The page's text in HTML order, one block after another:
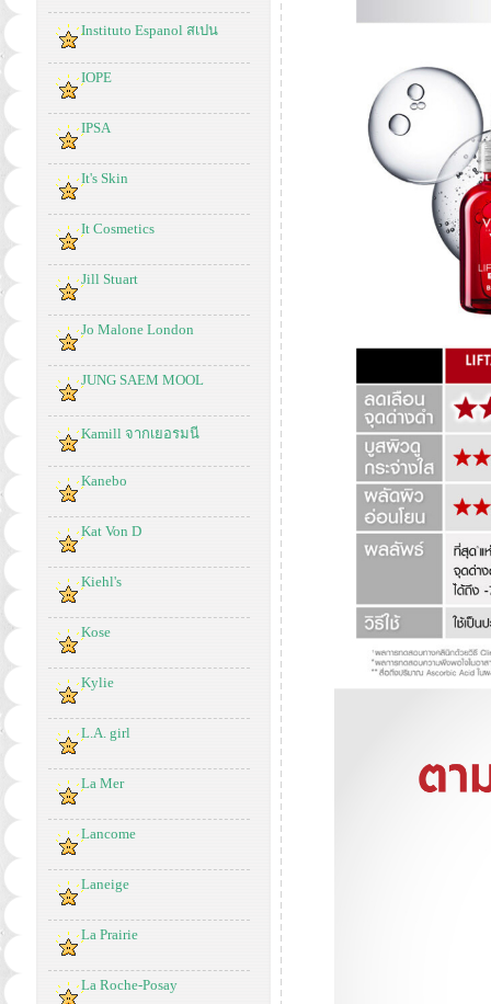
Instituto Espanol สเปน
IOPE
IPSA
It's Skin
It Cosmetics
Jill Stuart
Jo Malone London
JUNG SAEM MOOL
Kamill จากเยอรมนี
Kanebo
Kat Von D
Kiehl's
Kose
Kylie
L.A. girl
La Mer
Lancome
Laneige
La Prairie
La Roche-Posay